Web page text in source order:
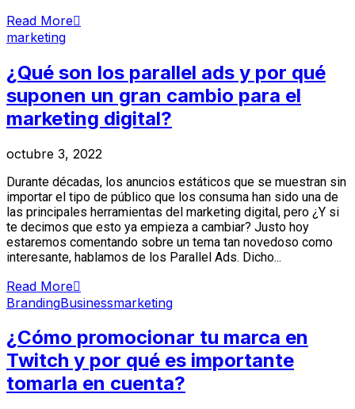
Read More
marketing
¿Qué son los parallel ads y por qué
suponen un gran cambio para el
marketing digital?
octubre 3, 2022
Durante décadas, los anuncios estáticos que se muestran sin
importar el tipo de público que los consuma han sido una de
las principales herramientas del marketing digital, pero ¿Y si
te decimos que esto ya empieza a cambiar? Justo hoy
estaremos comentando sobre un tema tan novedoso como
interesante, hablamos de los Parallel Ads. Dicho...
Read More
BrandingBusinessmarketing
¿Cómo promocionar tu marca en
Twitch y por qué es importante
tomarla en cuenta?